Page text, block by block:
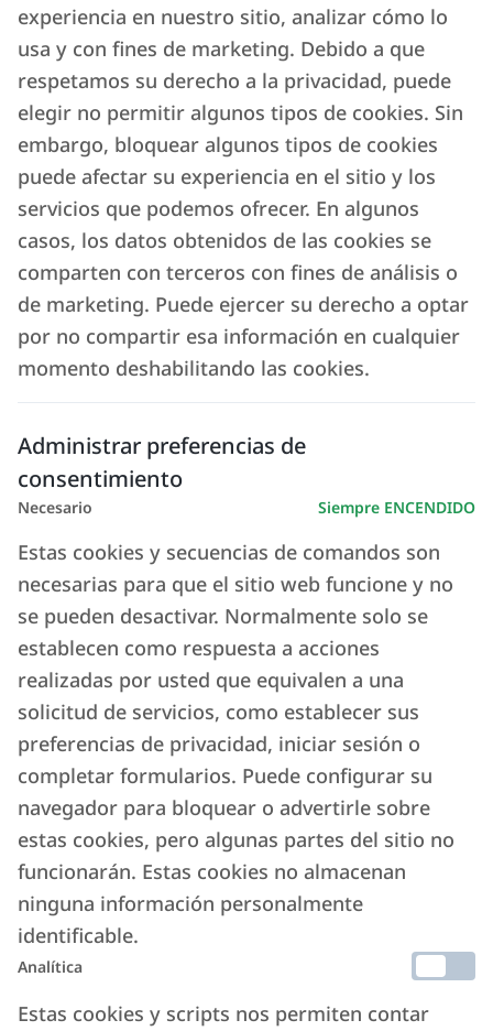
experiencia en nuestro sitio, analizar cómo lo
usa y con fines de marketing. Debido a que
respetamos su derecho a la privacidad, puede
elegir no permitir algunos tipos de cookies. Sin
embargo, bloquear algunos tipos de cookies
puede afectar su experiencia en el sitio y los
servicios que podemos ofrecer. En algunos
casos, los datos obtenidos de las cookies se
comparten con terceros con fines de análisis o
de marketing. Puede ejercer su derecho a optar
por no compartir esa información en cualquier
momento deshabilitando las cookies.
Administrar preferencias de
consentimiento
Necesario Siempre ENCENDIDO
Estas cookies y secuencias de comandos son
necesarias para que el sitio web funcione y no
se pueden desactivar. Normalmente solo se
establecen como respuesta a acciones
realizadas por usted que equivalen a una
solicitud de servicios, como establecer sus
preferencias de privacidad, iniciar sesión o
completar formularios. Puede configurar su
navegador para bloquear o advertirle sobre
estas cookies, pero algunas partes del sitio no
funcionarán. Estas cookies no almacenan
ninguna información personalmente
identificable.
Analítica
Estas cookies y scripts nos permiten contar